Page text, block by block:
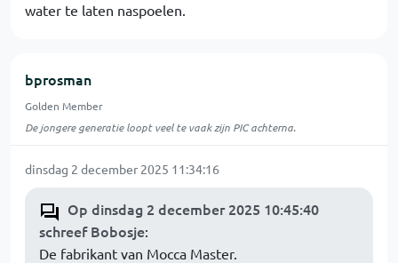
water te laten naspoelen.
bprosman
Golden Member
De jongere generatie loopt veel te vaak zijn PIC achterna.
dinsdag 2 december 2025 11:34:16
Op dinsdag 2 december 2025 10:45:40
schreef Bobosje:
De fabrikant van Mocca Master.